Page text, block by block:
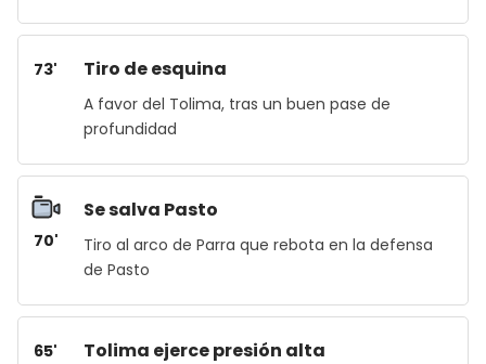
73' Tiro de esquina
A favor del Tolima, tras un buen pase de
profundidad
70'
Se salva Pasto
Tiro al arco de Parra que rebota en la defensa
de Pasto
65' Tolima ejerce presión alta